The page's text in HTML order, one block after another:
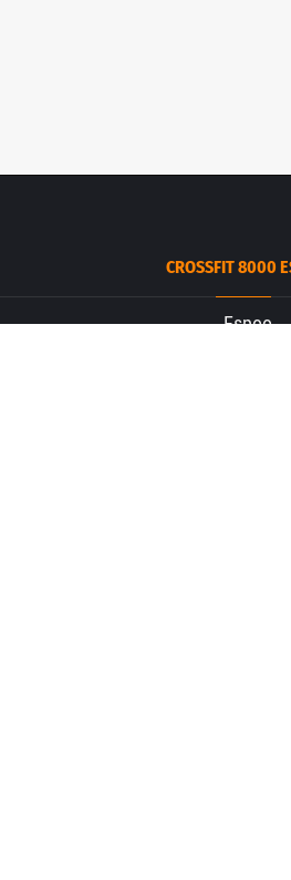
CROSSFIT 8000
Espoo